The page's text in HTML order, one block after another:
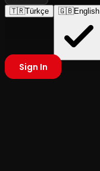
🇹🇷Türkçe 🇬🇧English
Sign In